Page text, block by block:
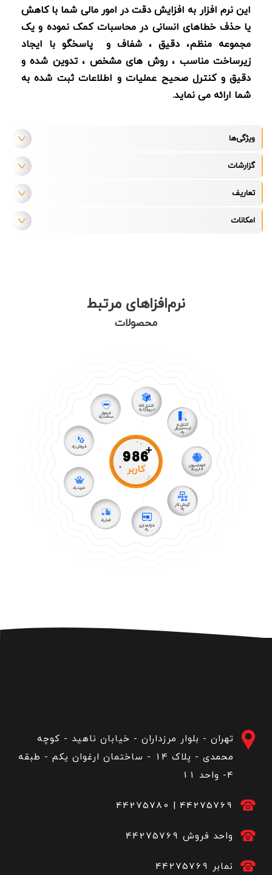
این نرم افزاربه افزایش دقت در امور مالی شما با کاهش
یا حذف خطاهای انسانی در محاسبات کمک نموده و یک
مجموعه منظم، دقیق ، شفاف و
پاسخگو با ایجاد
زیرساخت مناسب ، روش های مشخص ، تدوین شده و
دقیق و کنترل صحیح عملیات و اطلاعات ثبت شده به
شما ارائه می نماید.
ویژگی‌ها
گزارشات
تعاریف
امکانات
نرم‌افزاهای مرتبط
محصولات
986+
کاربر اتوماسیون
اداری راد
گردش کار
راد
خزانه داری
راد
انبار راد
خرید راد
فروش راد
فرمول
ساخت راد
کنترل کالا
در پروژه راد
کنترل و
ثبت سریال
راد
تهران - بلوار مرزداران - خیابان ناهید - کوچه
محمدی - پلاک 14 - ساختمان ارغوان یکم - طبقه
4- واحد 11
44275780 | 44275769
44275769 واحد فروش
44275769 نمابر